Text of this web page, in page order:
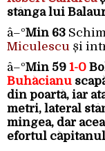
stânga lui
â–ºMin 63
Miculescu și
â–ºMin 59 1-0
Buhăcianu
din poartă, iar
metri, lateral
mingea, dar
efortul